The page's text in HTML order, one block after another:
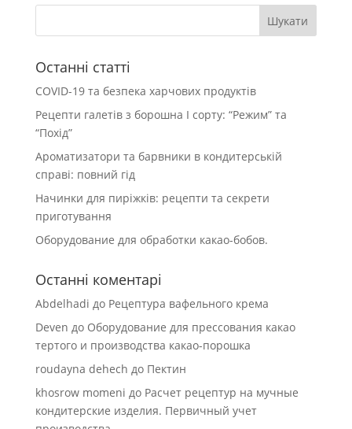
Останні статті
COVID-19 та безпека харчових продуктів
Рецепти галетів з борошна І сорту: “Режим” та
“Похід”
Ароматизатори та барвники в кондитерській
справі: повний гід
Начинки для пиріжків: рецепти та секрети
приготування
Оборудование для обработки какао-бобов.
Останні коментарі
Abdelhadi до Рецептура вафельного крема
Deven до Оборудование для прессования какао
тертого и производства какао-порошка
roudayna dehech до Пектин
khosrow momeni до Расчет рецептур на мучные
кондитерские изделия. Первичный учет